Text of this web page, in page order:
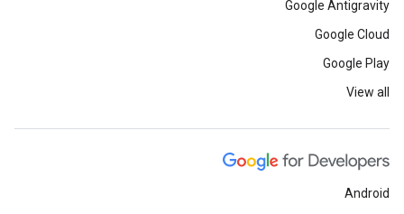
Google Antigravity
Google Cloud
Google Play
View all
Android